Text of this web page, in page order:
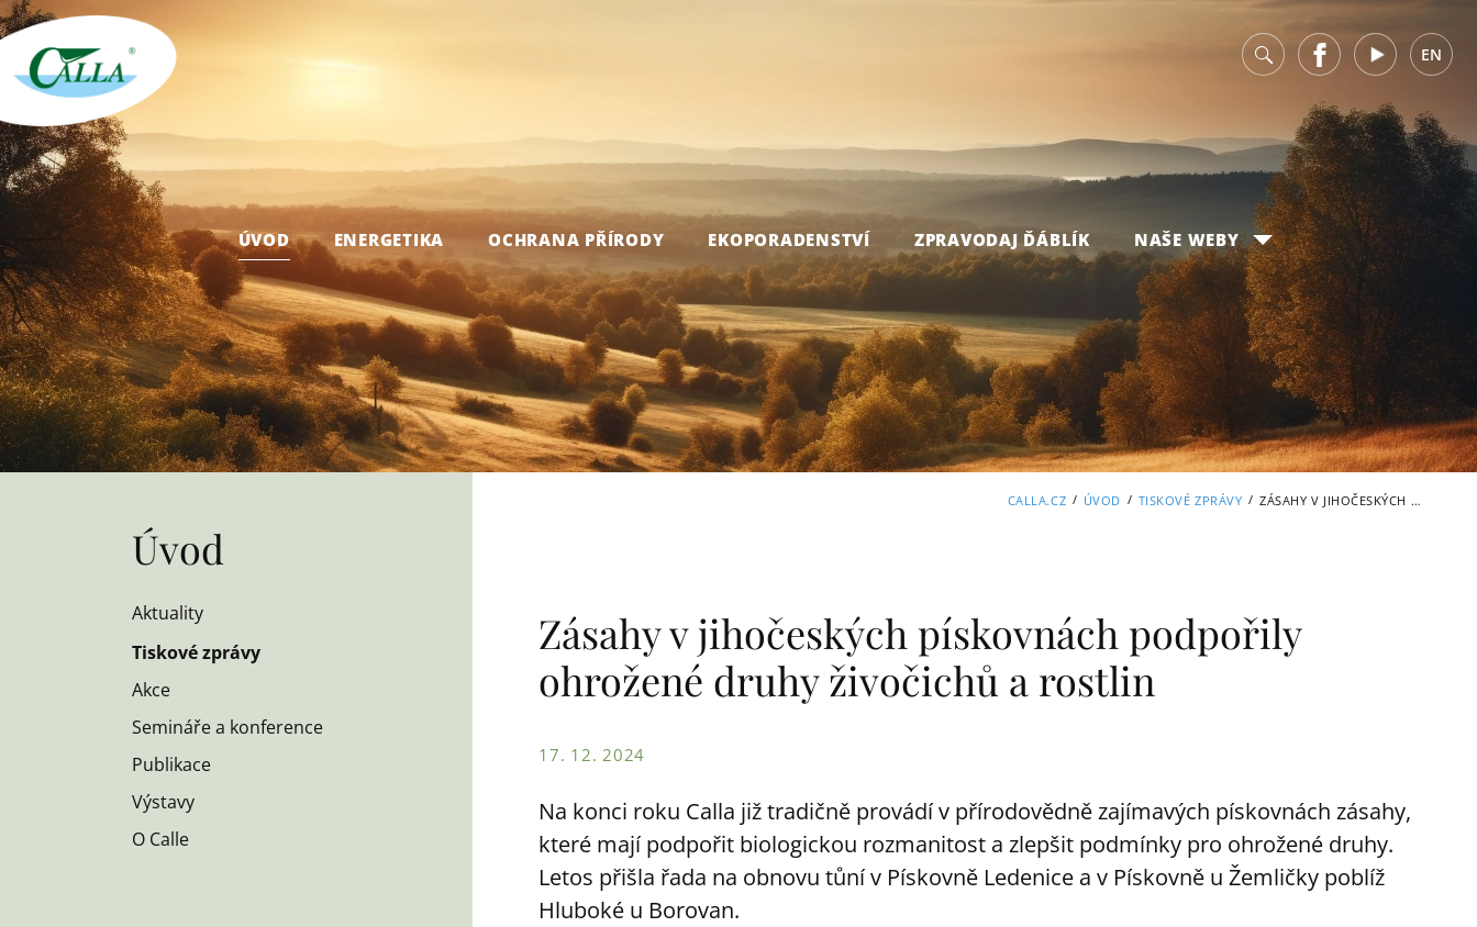
v FacebookYoutube EN
ÚVOD ENERGETIKA OCHRANA PŘÍRODY EKOPORADENSTVÍ ZPRAVODAJ ĎÁBLÍK NAŠE WEBY
CALLA.CZ / ÚVOD / TISKOVÉ ZPRÁVY / ZÁSAHY V JIHOČESKÝCH PÍSKOVNÁCH PODPOŘILY OHROŽENÉ DRUHY ŽIVOČICHŮ A ROSTLIN
Úvod
Aktuality
Tiskové zprávy
Akce
Semináře a konference
Publikace
Výstavy
O Calle
Zásahy v jihočeských pískovnách podpořily
ohrožené druhy živočichů a rostlin
17. 12. 2024
Na konci roku Calla již tradičně provádí v přírodovědně zajímavých pískovnách zásahy,
které mají podpořit biologickou rozmanitost a zlepšit podmínky pro ohrožené druhy.
Letos přišla řada na obnovu tůní v Pískovně Ledenice a v Pískovně u Žemličky poblíž
Hluboké u Borovan.